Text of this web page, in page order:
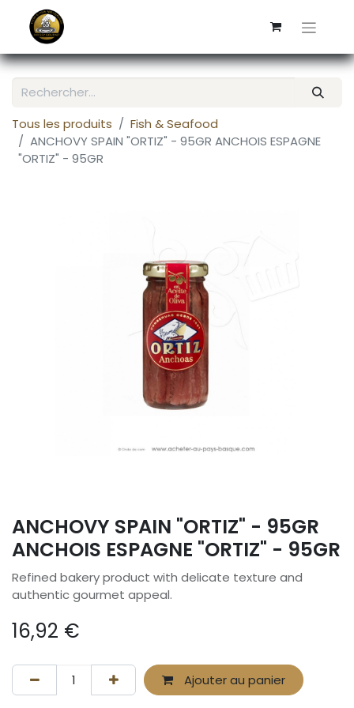
Tous les produits
Fish & Seafood
ANCHOVY SPAIN "ORTIZ" - 95GR ANCHOIS ESPAGNE
"ORTIZ" - 95GR
ANCHOVY SPAIN "ORTIZ" - 95GR
ANCHOIS ESPAGNE "ORTIZ" - 95GR
Refined bakery product with delicate texture and
authentic gourmet appeal.
16,92 €
Ajouter au panier